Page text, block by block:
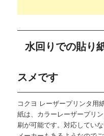
水回りでの貼り
スメです
コクヨ レーザープリンタ用
紙は、カラーレーザープリ
刷が可能です。対応していな